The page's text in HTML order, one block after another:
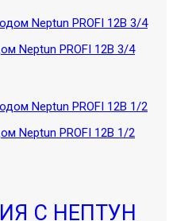
Neptun PROFI 12В 3/4
Neptun PROFI 12В 1/2
С НЕПТУН